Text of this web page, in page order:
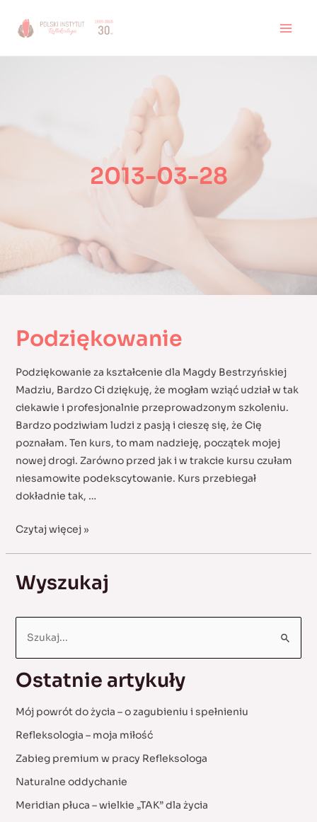
2013-03-28
Podziękowanie
Podziękowanie za kształcenie dla Magdy Bestrzyńskiej
Madziu, Bardzo Ci dziękuję, że mogłam wziąć udział w tak
ciekawie i profesjonalnie przeprowadzonym szkoleniu.
Bardzo podziwiam ludzi z pasją i cieszę się, że Cię
poznałam. Ten kurs, to mam nadzieję, początek mojej
nowej drogi. Zarówno przed jak i w trakcie kursu czułam
niesamowite podekscytowanie. Kurs przebiegał
dokładnie tak, …
Podziękowanie
Czytaj więcej »
Wyszukaj
r
c
o
r
:
Ostatnie artykuły
Mój powrót do życia – o zagubieniu i spełnieniu
Refleksologia – moja miłość
Zabieg premium w pracy Refleksologa
Naturalne oddychanie
Meridian płuca – wielkie „TAK” dla życia